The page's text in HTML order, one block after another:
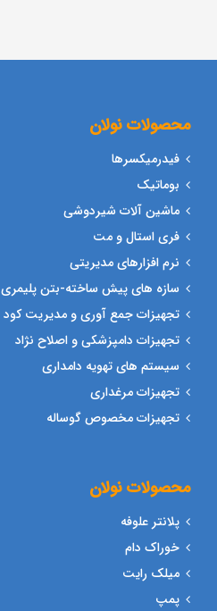
محصولات نولان
فیدرمیکسرها
بوماتیک
ماشین آلات شیردوشی
فری استال و مت
نرم افزارهای مدیریتی
سازه های پیش ساخته-بتن پلیمری
تجهیزات جمع آوری و مدیریت کود
تجهیزات دامپزشکی و اصلاح نژاد
سیستم های تهویه دامداری
تجهیزات مرغداری
تجهیزات مخصوص گوساله
محصولات نولان
پلانتر علوفه
خوراک دام
میلک رایت
پمپ